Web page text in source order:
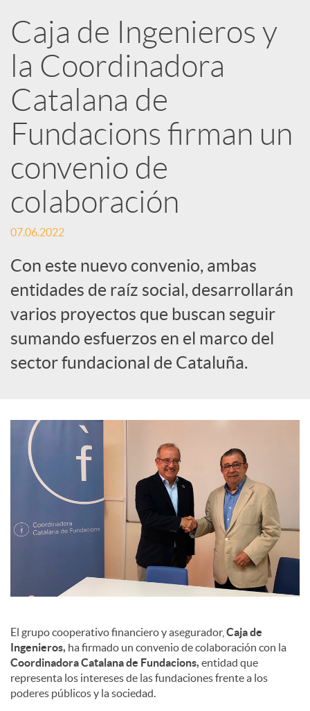
e
d
e
s
S
o
c
i
s
Caja de Ingenieros y
la Coordinadora
Catalana de
Fundacions firman un
convenio de
colaboración
07.06.2022
Con este nuevo convenio, ambas
entidades de raíz social, desarrollarán
varios proyectos que buscan seguir
sumando esfuerzos en el marco del
sector fundacional de Cataluña.
El grupo cooperativo financiero y asegurador, Caja de
Ingenieros, ha firmado un convenio de colaboración con la
Coordinadora Catalana de Fundacions, entidad que
representa los intereses de las fundaciones frente a los
poderes públicos y la sociedad.